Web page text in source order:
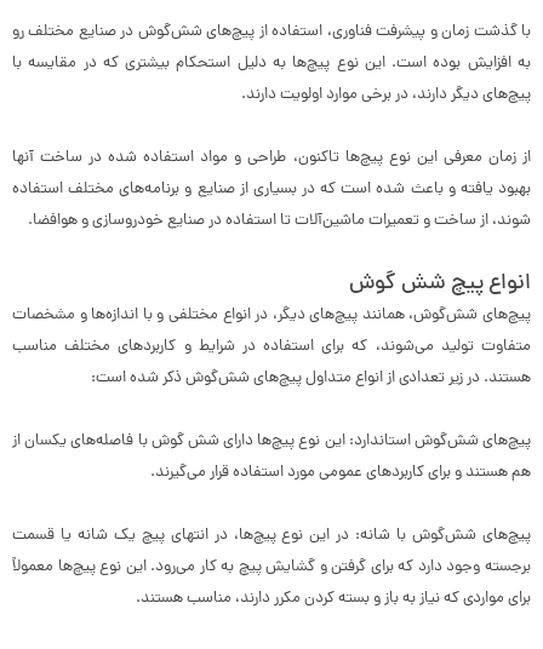
با گذشت زمان و پیشرفت فناوری، استفاده از پیچ‌های شش‌گوش در صنایع مختلف رو
به افزایش بوده است. این نوع پیچ‌ها به دلیل استحکام بیشتری که در مقایسه با
پیچ‌های دیگر دارند، در برخی موارد اولویت دارند.
از زمان معرفی این نوع پیچ‌ها تاکنون، طراحی و مواد استفاده شده در ساخت آنها
بهبود یافته و باعث شده است که در بسیاری از صنایع و برنامه‌های مختلف استفاده
شوند، از ساخت و تعمیرات ماشین‌آلات تا استفاده در صنایع خودروسازی و هوافضا.
انواع پیچ شش گوش
پیچ‌های شش‌گوش، همانند پیچ‌های دیگر، در انواع مختلفی و با اندازه‌ها و مشخصات
متفاوت تولید می‌شوند، که برای استفاده در شرایط و کاربردهای مختلف مناسب
هستند. در زیر تعدادی از انواع متداول پیچ‌های شش‌گوش ذکر شده است:
پیچ‌های شش‌گوش استاندارد: این نوع پیچ‌ها دارای شش گوش با فاصله‌های یکسان از
هم هستند و برای کاربردهای عمومی مورد استفاده قرار می‌گیرند.
پیچ‌های شش‌گوش با شانه: در این نوع پیچ‌ها، در انتهای پیچ یک شانه یا قسمت
برجسته وجود دارد که برای گرفتن و گشایش پیچ به کار می‌رود. این نوع پیچ‌ها معمولاً
برای مواردی که نیاز به باز و بسته کردن مکرر دارند، مناسب هستند.